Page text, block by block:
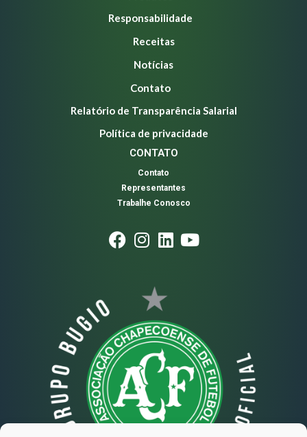
Responsabilidade
Receitas
Notícias
Contato
Relatório de Transparência Salarial
Política de privacidade
CONTATO
Contato
Representantes
Trabalhe Conosco